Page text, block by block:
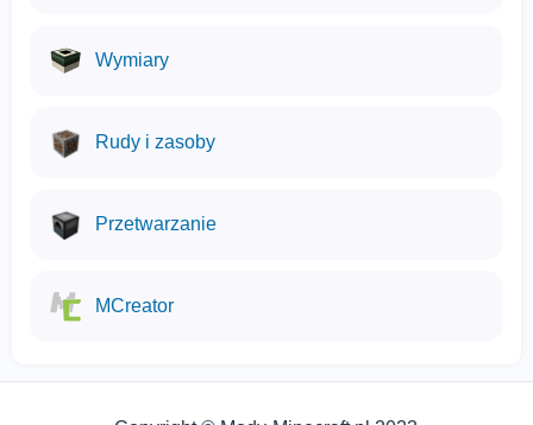
Wymiary
Rudy i zasoby
Przetwarzanie
MCreator
najlepsze doświadczenia na naszej stronie.